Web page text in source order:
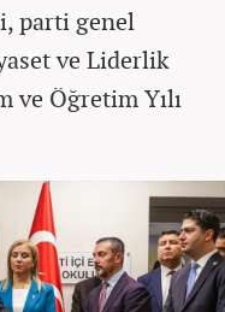
parti genel
ve Liderlik
ve Öğretim Yılı